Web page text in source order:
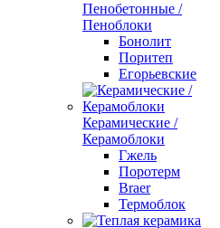
Пенобетонные /
Пеноблоки
Бонолит
Поритеп
Егорьевские
Керамические /
Керамоблоки
Гжель
Поротерм
Braer
Термоблок